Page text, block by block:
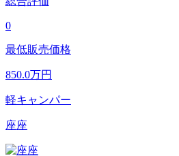
0
最低販売価格
850.0万円
軽キャンパー
座座